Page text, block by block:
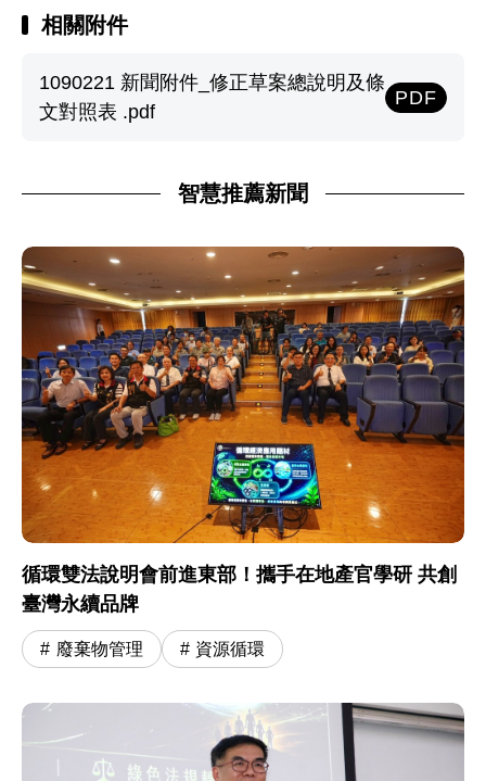
相關附件
1090221 新聞附件_修正草案總說明及條
文對照表 .pdf
PDF
智慧推薦新聞
循環雙法說明會前進東部！攜手在地產官學研 共創
臺灣永續品牌
廢棄物管理 資源循環